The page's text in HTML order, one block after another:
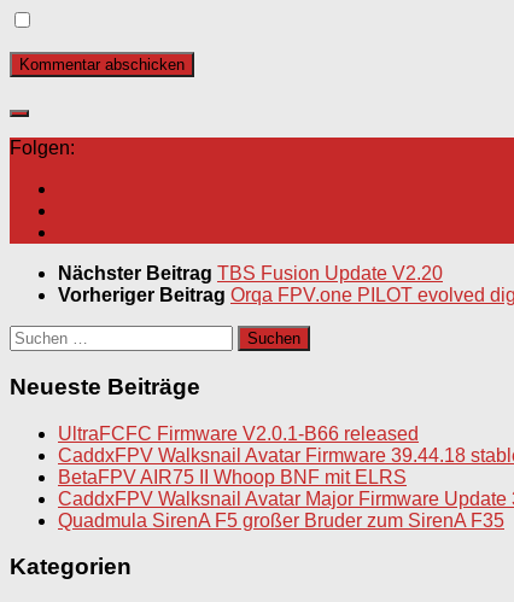
Folgen:
Nächster Beitrag TBS Fusion Update V2.20
Vorheriger Beitrag Orqa FPV.one PILOT evolved
Suchen
nach:
Neueste Beiträge
UltraFCFC Firmware V2.0.1-B66 released
CaddxFPV Walksnail Avatar Firmware 39.44.18
BetaFPV AIR75 II Whoop BNF mit ELRS
CaddxFPV Walksnail Avatar Major Firmware Update
Quadmula SirenA F5 großer Bruder zum SirenA F35
Kategorien